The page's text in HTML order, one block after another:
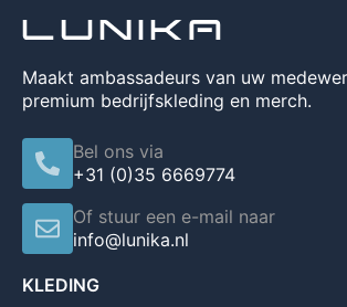
Maakt ambassadeurs van uw
premium bedrijfskleding en merch.
Bel ons via
+31 (0)35 6669774
Of stuur een e-mail naar
info@lunika.nl
KLEDING